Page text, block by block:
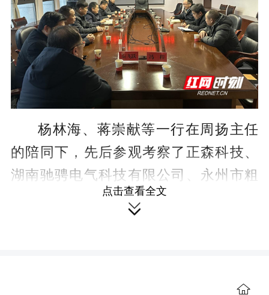
杨林海、蒋崇献等一行在周扬主任
的陪同下，先后参观考察了正森科技、
湖南驰骋电气科技有限公司、永州市粗
信源科技有限公司、湖南太一科技有限
公司等多家高科技企业，直观感受企业
点击查看全文
